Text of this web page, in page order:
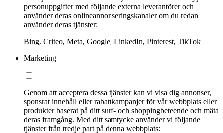
personuppgifter med följande externa leverantörer och
använder deras onlineannonseringskanaler om du redan
använder deras tjänster:
Bing, Criteo, Meta, Google, LinkedIn, Pinterest, TikTok
Marketing
Genom att acceptera dessa tjänster kan vi visa dig annonser,
sponsrat innehåll eller rabattkampanjer för vår webbplats eller
produkter baserat på ditt surf- och shoppingbeteende och mäta
deras framgång. Med ditt samtycke använder vi följande
tjänster från tredje part på denna webbplats: